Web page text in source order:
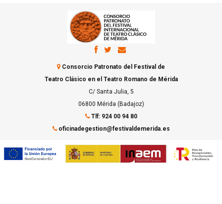
Consorcio Patronato del Festival de
Teatro Clásico en el Teatro Romano de Mérida
C/ Santa Julia, 5
06800 Mérida (Badajoz)
Tlf: 924 00 94 80
oficinadegestion@festivaldemerida.es